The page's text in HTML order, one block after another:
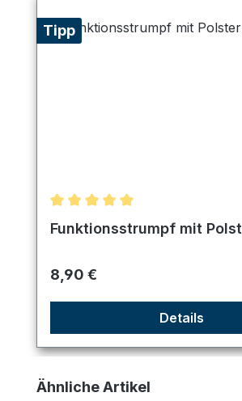
Tipp
Durchschnittliche Bewertung
Funktionsstrumpf mit
Regulärer Preis:
8,90 €
Details
Produktgalerie überspringen
Ähnliche Artikel